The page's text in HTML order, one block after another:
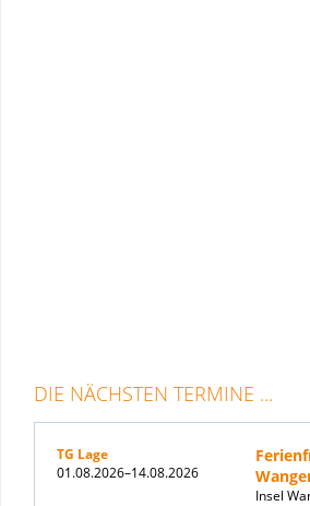
DIE NÄCHSTEN TERMINE ...
TG Lage
01.08.2026–14.08.2026
Insel